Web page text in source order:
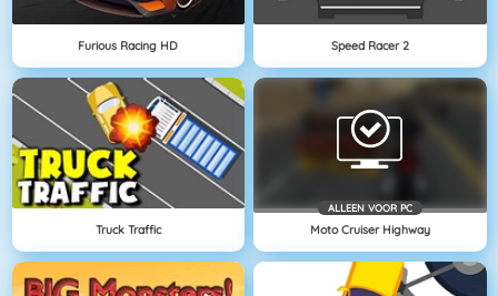
Furious Racing HD Speed Racer 2
Truck Traffic
ALLEEN VOOR PC
Moto Cruiser Highway